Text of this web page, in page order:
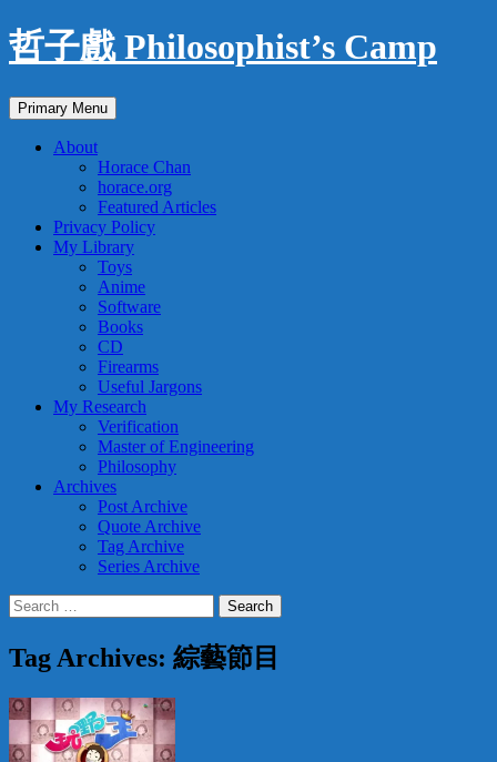
Skip
to
哲子戲 Philosophist’s Camp
Search
Primary Menu
About
Horace Chan
horace.org
Featured Articles
Privacy Policy
My Library
Toys
Anime
Software
Books
CD
Firearms
Useful Jargons
My Research
Verification
Master of Engineering
Philosophy
Archives
Post Archive
Quote Archive
Tag Archive
Series Archive
Search
for:
Tag Archives: 綜藝節目